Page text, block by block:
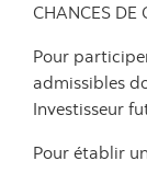
CHANCES DE
Pour
admissibles
Investisseur
Pour établir